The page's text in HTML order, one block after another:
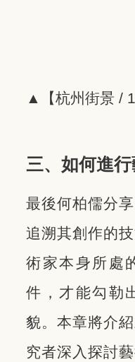
▲【杭州街景 /
三、如何進
最後何柏儒分
追溯其創作的
術家本身所處
件，才能勾勒
貌。本章將介
究者深入探討